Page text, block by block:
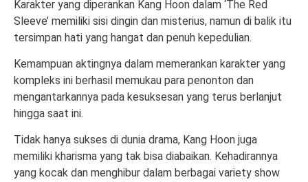
Karakter yang diperankan Kang Hoon dalam ‘The Red
Sleeve’ memiliki sisi dingin dan misterius, namun di balik itu
tersimpan hati yang hangat dan penuh kepedulian.
Kemampuan aktingnya dalam memerankan karakter yang
kompleks ini berhasil memukau para penonton dan
mengantarkannya pada kesuksesan yang terus berlanjut
hingga saat ini.
Tidak hanya sukses di dunia drama, Kang Hoon juga
memiliki kharisma yang tak bisa diabaikan. Kehadirannya
yang kocak dan menghibur dalam berbagai variety show